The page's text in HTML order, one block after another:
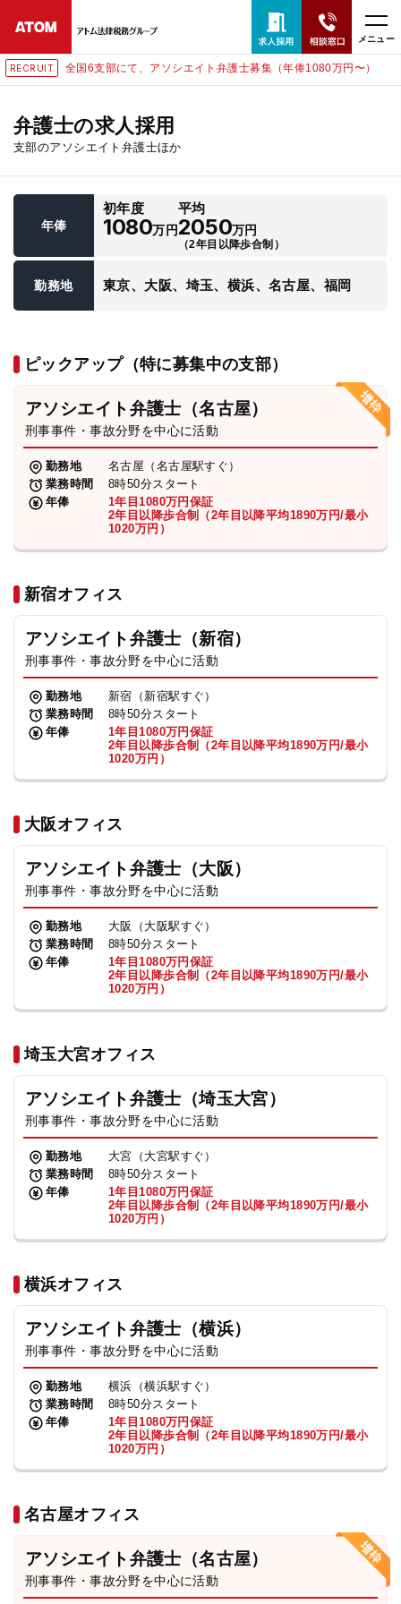
メニュー
RECRUIT 全国6支部にて、アソシエイト弁護士募集（年俸1080万円〜）
弁護士の求人採用
支部のアソシエイト弁護士ほか
年俸
初年度
1080万円
平均
2050万円
（2年目以降歩合制）
勤務地 東京、大阪、埼玉、横浜、名古屋、福岡
ピックアップ（特に募集中の支部）
アソシエイト弁護士（名古屋）
刑事事件・事故分野を中心に活動
勤務地
名古屋（名古屋駅すぐ）
業務時間
8時50分スタート
年俸
1年目1080万円保証
2年目以降歩合制（2年目以降平均1890万円/最小
1020万円）
新宿オフィス
アソシエイト弁護士（新宿）
刑事事件・事故分野を中心に活動
勤務地
新宿（新宿駅すぐ）
業務時間
8時50分スタート
年俸
1年目1080万円保証
2年目以降歩合制（2年目以降平均1890万円/最小
1020万円）
大阪オフィス
アソシエイト弁護士（大阪）
刑事事件・事故分野を中心に活動
勤務地
大阪（大阪駅すぐ）
業務時間
8時50分スタート
年俸
1年目1080万円保証
2年目以降歩合制（2年目以降平均1890万円/最小
1020万円）
埼玉大宮オフィス
アソシエイト弁護士（埼玉大宮）
刑事事件・事故分野を中心に活動
勤務地
大宮（大宮駅すぐ）
業務時間
8時50分スタート
年俸
1年目1080万円保証
2年目以降歩合制（2年目以降平均1890万円/最小
1020万円）
横浜オフィス
アソシエイト弁護士（横浜）
刑事事件・事故分野を中心に活動
勤務地
横浜（横浜駅すぐ）
業務時間
8時50分スタート
年俸
1年目1080万円保証
2年目以降歩合制（2年目以降平均1890万円/最小
1020万円）
名古屋オフィス
アソシエイト弁護士（名古屋）
刑事事件・事故分野を中心に活動
24時間365日全国対応
無料相談窓口はこちら
弁護士・税理士
費用
求人採用
お知らせ
特設サイト
相談先情報サイト
法人グループ
プライバシーポリシー 利用規約
TikTok受賞 定義集 動画集